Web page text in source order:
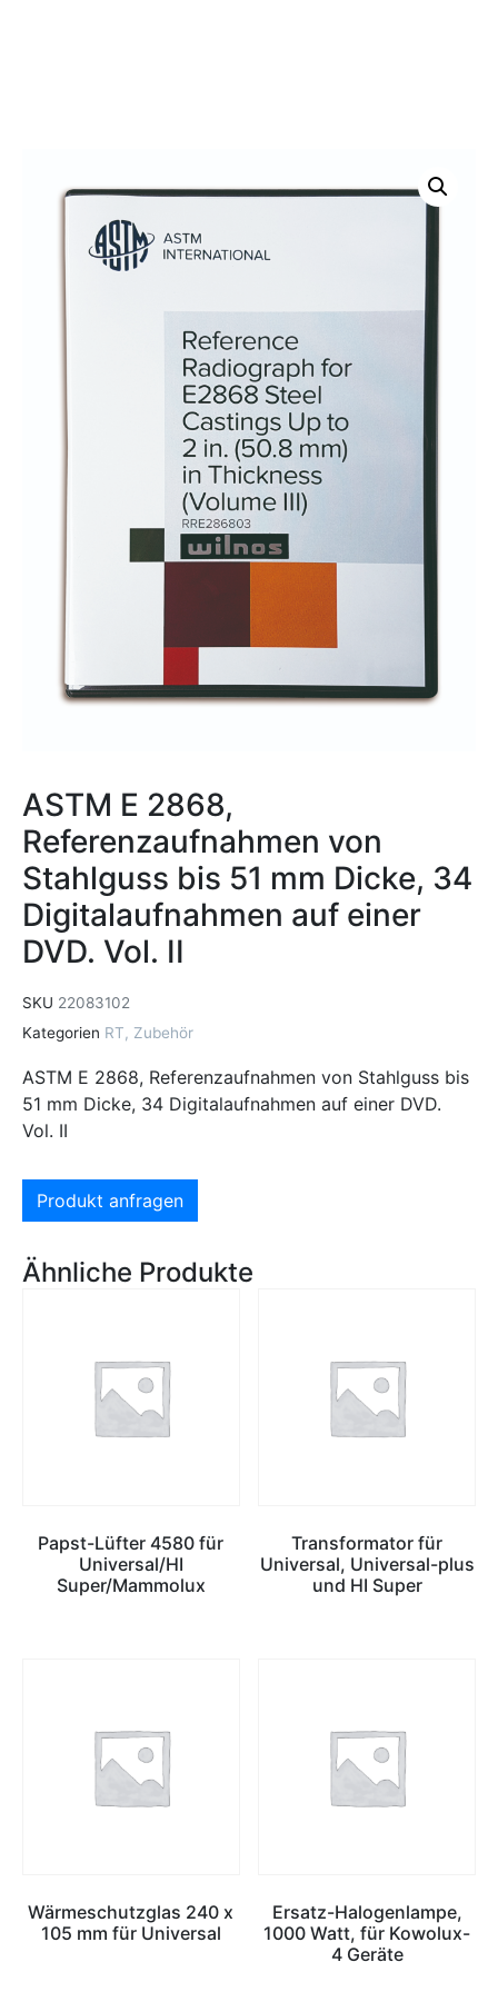
ASTM E 2868,
Referenzaufnahmen von
Stahlguss bis 51 mm Dicke, 34
Digitalaufnahmen auf einer
DVD. Vol. II
SKU 22083102
Kategorien RT, Zubehör
ASTM E 2868, Referenzaufnahmen von Stahlguss bis
51 mm Dicke, 34 Digitalaufnahmen auf einer DVD.
Vol. II
Produkt anfragen
Ähnliche Produkte
Papst-Lüfter 4580 für
Universal/HI
Super/Mammolux
Transformator für
Universal, Universal-plus
und HI Super
Wärmeschutzglas 240 x
105 mm für Universal
Ersatz-Halogenlampe,
1000 Watt, für Kowolux-
4 Geräte